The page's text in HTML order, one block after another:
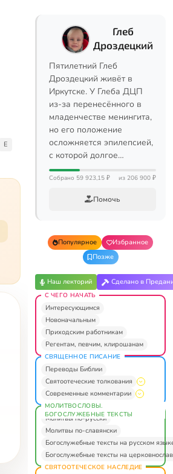
E
Глеб
Дроздецкий
Пятилетний Глеб
Дроздецкий живёт в
Иркутске. У Глеба ДЦП
из-за перенесённого в
младенчестве менингита,
но его положение
осложняется эпилепсией,
с которой долгое…
Собрано 59 923,15 ₽ из 206 900 ₽
Помочь
Популярное
Избранное
Позже
Наш лекторий Сделано в
С ЧЕГО НАЧАТЬ
Интересующимся
Новоначальным
Приходским работникам
Регентам, певчим, клирошанам
СВЯЩЕННОЕ ПИСАНИЕ
Переводы Библии
Святоотеческие толкования
Современные комментарии
МОЛИТВОСЛОВЫ.
БОГОСЛУЖЕБНЫЕ ТЕКСТЫ
Молитвы по-русски
Молитвы по-славянски
Богослужебные тексты на русском
Богослужебные тексты на
СВЯТООТЕЧЕСКОЕ НАСЛЕДИЕ